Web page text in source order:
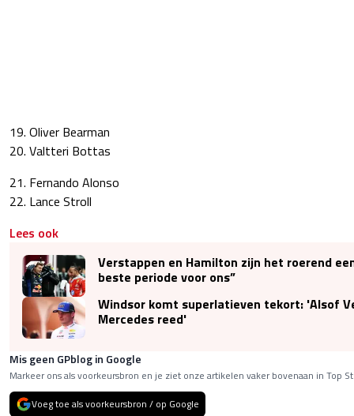
19. Oliver Bearman
20. Valtteri Bottas
21. Fernando Alonso
22. Lance Stroll
Lees ook
Verstappen en Hamilton zijn het roerend
beste periode voor ons”
Windsor komt superlatieven tekort: 'Alsof
Mercedes reed'
Mis geen GPblog in Google
Markeer ons als voorkeursbron en je ziet onze artikelen vaker bovenaan in Top
Voeg toe als voorkeursbron / op Google